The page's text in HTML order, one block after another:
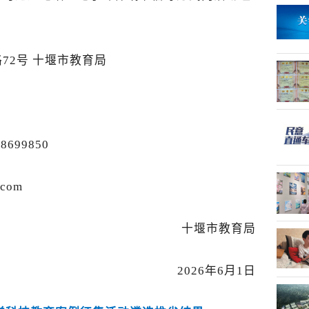
号 十堰市教育局
十堰市教育局
2026年6月1日